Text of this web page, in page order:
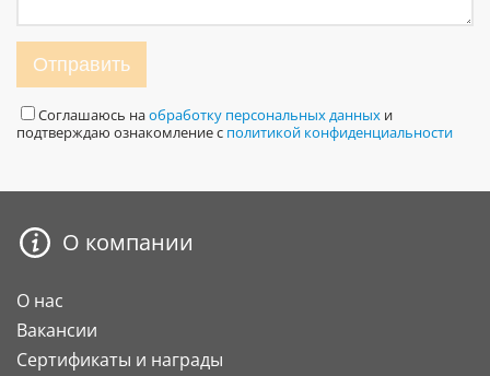
Отправить
Соглашаюсь наобработку персональных данных и
подтверждаю ознакомление с политикой конфиденциальности
О компании
О нас
Вакансии
Сертификаты и награды